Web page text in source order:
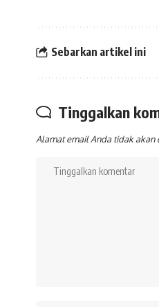
Sebarkan artikel ini
Tinggalkan
Alamat email Anda tidak